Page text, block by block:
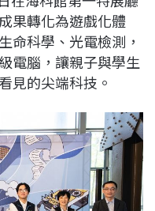
果轉化為遊戲化體
命科學、光電檢測，
電腦，讓親子與學生
見的尖端科技。